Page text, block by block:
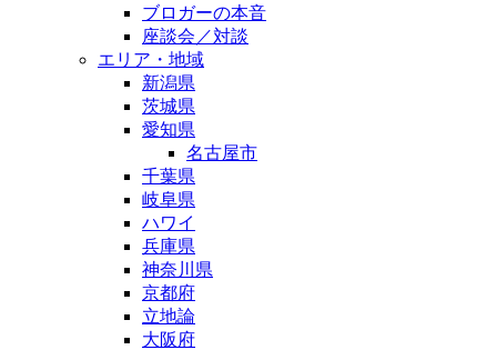
ブロガーの本音
座談会／対談
エリア・地域
新潟県
茨城県
愛知県
名古屋市
千葉県
岐阜県
ハワイ
兵庫県
神奈川県
京都府
立地論
大阪府